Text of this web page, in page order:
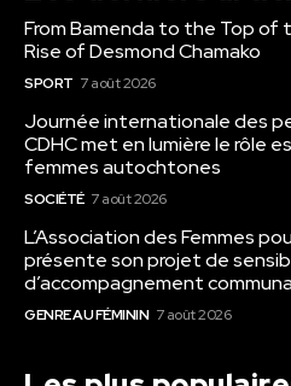
From Bamenda to the Top of
Rise of Desmond Chamako
SPORT 7 août 2026
Journée internationale des
CDHC met en lumière le rôle
femmes autochtones
SOCIÉTÉ 7 août 2026
L’Association des Femmes
présente son projet de
d’accompagnement
GENRE AU FÉMININ 7 août 2026